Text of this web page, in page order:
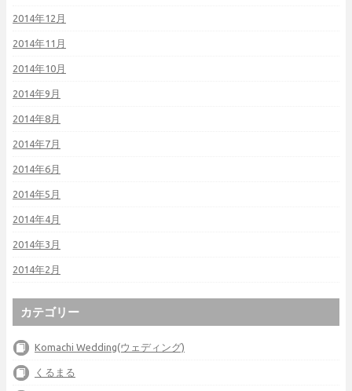
2014年12月
2014年11月
2014年10月
2014年9月
2014年8月
2014年7月
2014年6月
2014年5月
2014年4月
2014年3月
2014年2月
カテゴリー
Komachi Wedding(ウェディング)
くるまる